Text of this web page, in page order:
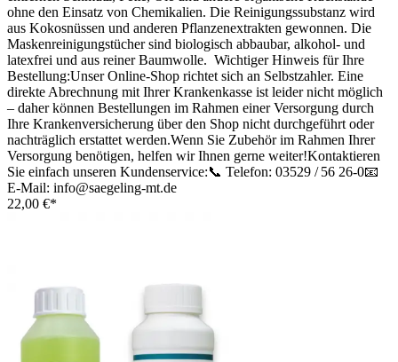
ohne den Einsatz von Chemikalien. Die Reinigungssubstanz wird
aus Kokosnüssen und anderen Pflanzenextrakten gewonnen. Die
Maskenreinigungstücher sind biologisch abbaubar, alkohol- und
latexfrei und aus reiner Baumwolle. Wichtiger Hinweis für Ihre
Bestellung:Unser Online-Shop richtet sich an Selbstzahler. Eine
direkte Abrechnung mit Ihrer Krankenkasse ist leider nicht möglich
– daher können Bestellungen im Rahmen einer Versorgung durch
Ihre Krankenversicherung über den Shop nicht durchgeführt oder
nachträglich erstattet werden.Wenn Sie Zubehör im Rahmen Ihrer
Versorgung benötigen, helfen wir Ihnen gerne weiter!Kontaktieren
Sie einfach unseren Kundenservice:📞 Telefon: 03529 / 56 26-0📧
E-Mail: info@saegeling-mt.de
22,00 €*